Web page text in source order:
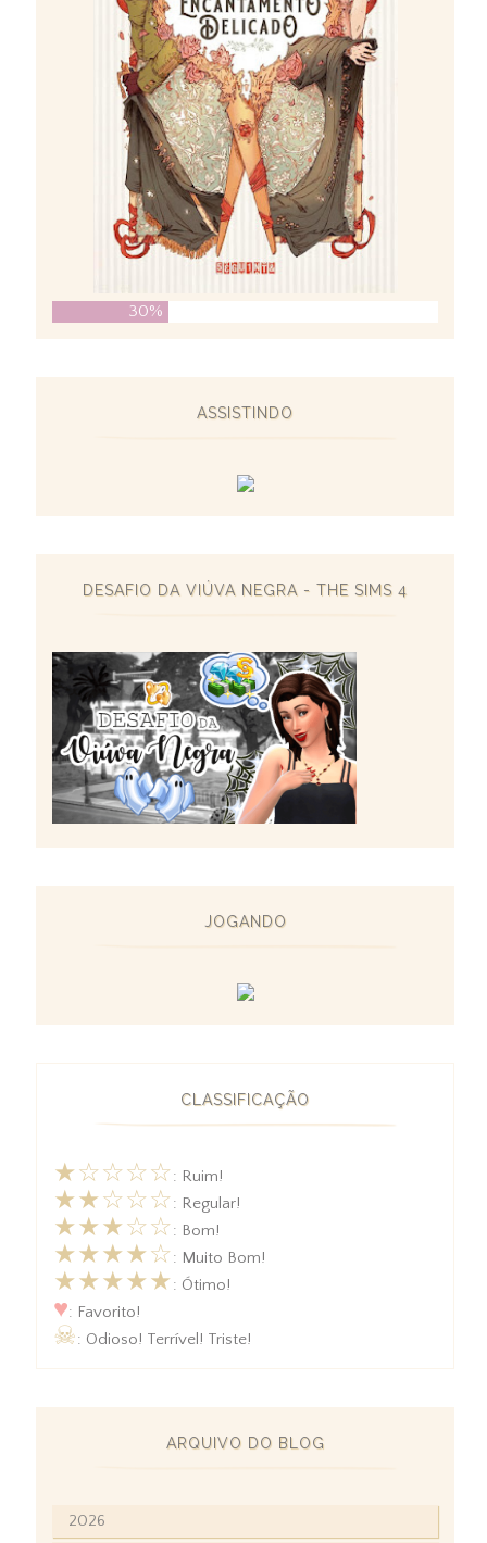
30%
ASSISTINDO
DESAFIO DA VIÚVA NEGRA - THE SIMS 4
JOGANDO
CLASSIFICAÇÃO
★☆☆☆☆: Ruim!
★★☆☆☆: Regular!
★★★☆☆: Bom!
★★★★☆: Muito Bom!
★★★★★: Ótimo!
♥: Favorito!
☠: Odioso! Terrível! Triste!
ARQUIVO DO BLOG
2026